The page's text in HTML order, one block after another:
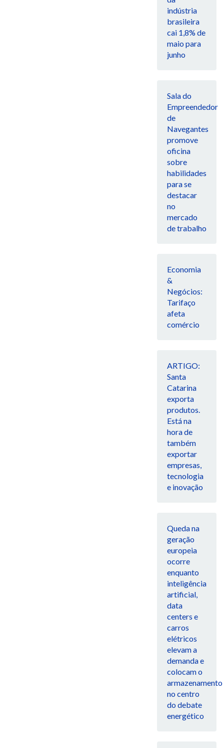
indústria
brasileira
cai 1,8% de
maio para
junho
Sala do
Empreendedor
de
Navegantes
promove
oficina
sobre
habilidades
para se
destacar
no
mercado
de trabalho
Economia
&
Negócios:
Tarifaço
afeta
comércio
ARTIGO:
Santa
Catarina
exporta
produtos.
Está na
hora de
também
exportar
empresas,
tecnologia
e inovação
Queda na
geração
europeia
ocorre
enquanto
inteligência
artificial,
data
centers e
carros
elétricos
elevam a
demanda e
colocam o
armazenamento
no centro
do debate
energético